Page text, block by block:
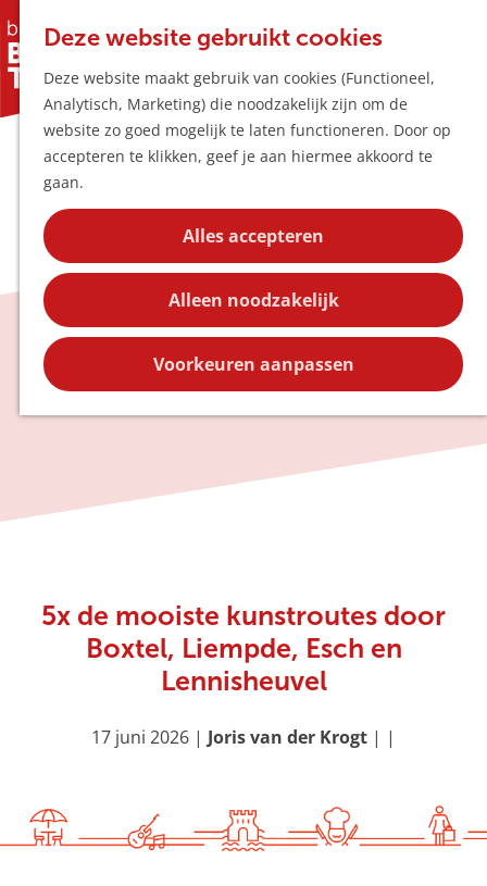
Deze website gebruikt cookies
Deze website maakt gebruik van cookies (Functioneel,
Analytisch, Marketing) die noodzakelijk zijn om de
website zo goed mogelijk te laten functioneren. Door op
accepteren te klikken, geef je aan hiermee akkoord te
gaan.
Alles accepteren
Alleen noodzakelijk
Voorkeuren aanpassen
e
K
a
r
t
Z
e
k
e
n
e
n
u
Hotspots
Uitagenda
Plan je bezoek
Bereikbaarheid
Overnachten
Kortingen
Blog
Contact
Blog
5x de mooiste kunstroutes door
Boxtel, Liempde, Esch en
Lennisheuvel
17 juni 2026 | Joris van der Krogt | |